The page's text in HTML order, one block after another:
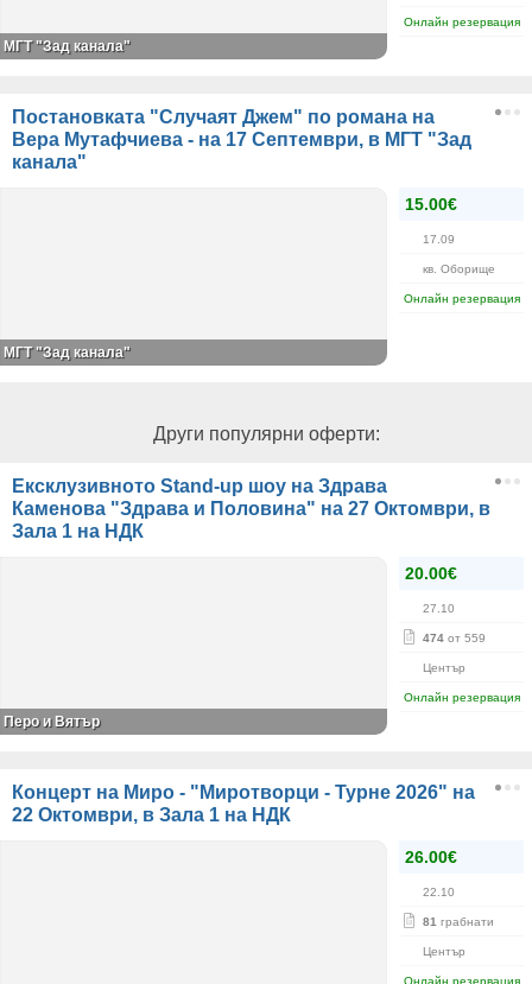
Онлайн резервация
МГТ "Зад канала"
Постановката "Случаят Джем" по романа на
Вера Мутафчиева - на 17 Септември, в МГТ "Зад
канала"
15.00€
17.09
кв. Оборище
Онлайн резервация
МГТ "Зад канала"
Други популярни оферти:
Ексклузивното Stand-up шоу на Здрава
Каменова "Здрава и Половина" на 27 Октомври, в
Зала 1 на НДК
20.00€
27.10
474 от 559
Център
Онлайн резервация
Перо и Вятър
Концерт на Миро - "Миротворци - Турне 2026" на
22 Октомври, в Зала 1 на НДК
26.00€
22.10
81 грабнати
Център
Онлайн резервация